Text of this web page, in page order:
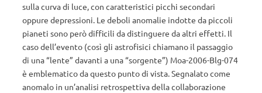
sulla curva di luce, con caratteristici picchi secondari
oppure depressioni. Le deboli anomalie indotte da piccoli
pianeti sono però difficili da distinguere da altri effetti. Il
caso dell’evento (così gli astrofisici chiamano il passaggio
di una “lente” davanti a una “sorgente”) Moa-2006-Blg-074
è emblematico da questo punto di vista. Segnalato come
anomalo in un’analisi retrospettiva della collaborazione